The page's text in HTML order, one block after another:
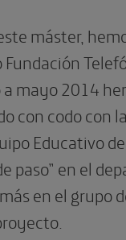
máster,
mayo 2014
con codo con
Educativo
paso” en el
en el grupo